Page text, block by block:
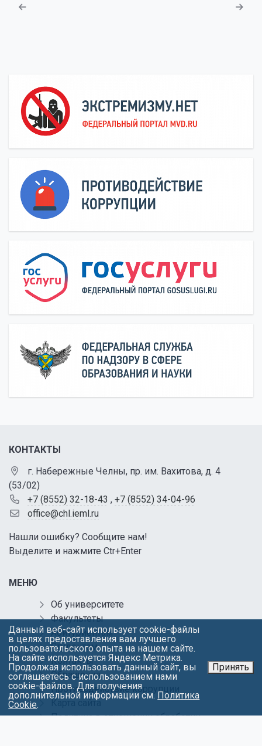
КОНТАКТЫ
г. Набережные Челны, пр. им. Вахитова, д. 4
(53/02)
+7 (8552) 32-18-43 , +7 (8552) 34-04-96
office@chl.ieml.ru
Нашли ошибку? Сообщите нам!
Выделите и нажмите Ctr+Enter
МЕНЮ
Об университете
Факультеты
Абитуриентам
Студентам
Контакты
Обращения
Противодействие коррупции
Карта сайта
Политика в отношении обработки
Данный веб-сайт использует cookie-файлы
в целях предоставления вам лучшего
пользовательского опыта на нашем сайте.
На сайте используется Яндекс Метрика.
Продолжая использовать данный сайт, вы
соглашаетесь с использованием нами
cookie-файлов. Для получения
дополнительной информации см. Политика
Cookie.
Принять